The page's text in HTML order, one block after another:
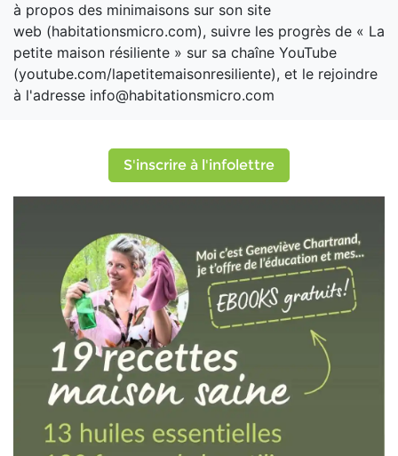
à propos des minimaisons sur son site
web (habitationsmicro.com), suivre les progrès de « La
petite maison résiliente » sur sa chaîne YouTube
(youtube.com/lapetitemaisonresiliente), et le rejoindre
à l'adresse info@habitationsmicro.com
S'inscrire à l'infolettre